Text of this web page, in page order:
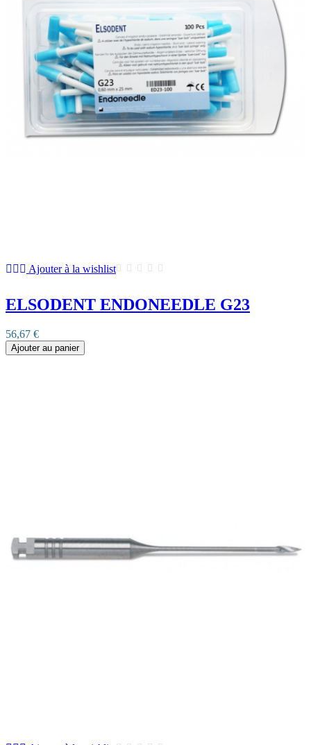
Ajouter à la wishlist
ELSODENT ENDONEEDLE G23
56,67 €
Ajouter au panier